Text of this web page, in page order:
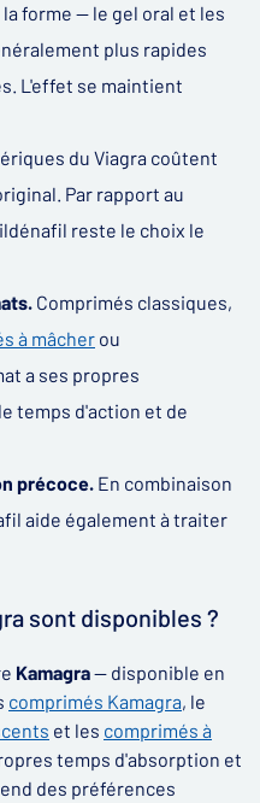
forme — le gel oral et les
plus rapides
L'effet se maintient
du Viagra coûtent
Par rapport au
reste le choix le
Comprimés classiques,
à mâcher ou
a ses propres
temps d'action et de
précoce. En combinaison
aide également à traiter
sont disponibles ?
Kamagra— disponible en
comprimés Kamagra, le
et les comprimés à
temps d'absorption et
des préférences